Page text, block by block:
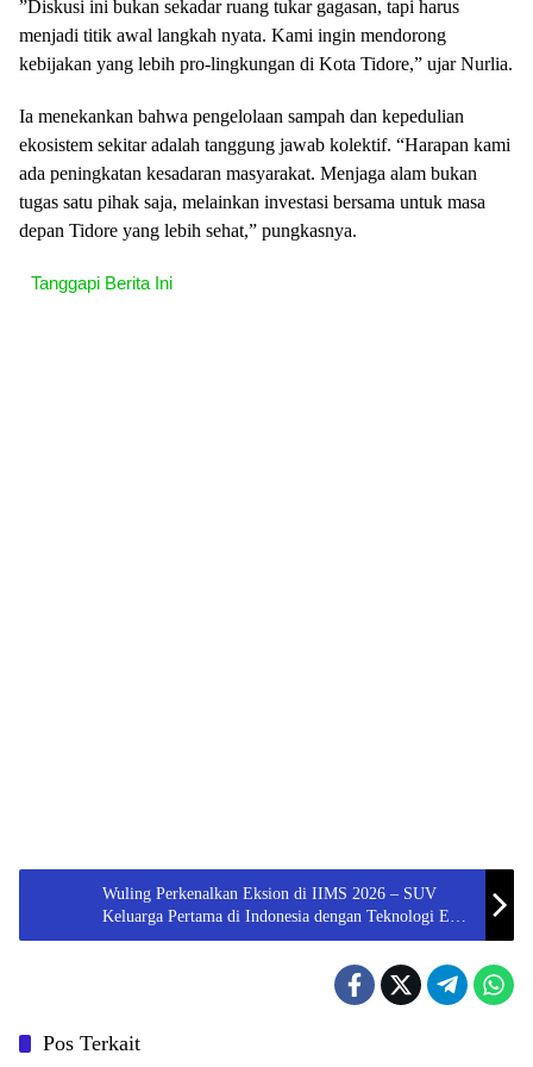
​”Diskusi ini bukan sekadar ruang tukar gagasan, tapi harus
menjadi titik awal langkah nyata. Kami ingin mendorong
kebijakan yang lebih pro-lingkungan di Kota Tidore,” ujar Nurlia.
​Ia menekankan bahwa pengelolaan sampah dan kepedulian
ekosistem sekitar adalah tanggung jawab kolektif. “Harapan kami
ada peningkatan kesadaran masyarakat. Menjaga alam bukan
tugas satu pihak saja, melainkan investasi bersama untuk masa
depan Tidore yang lebih sehat,” pungkasnya.
Tanggapi Berita Ini
Wuling Perkenalkan Eksion di IIMS 2026 – SUV
Keluarga Pertama di Indonesia dengan Teknologi EV
dan Plug-in Hybrid
Pos Terkait